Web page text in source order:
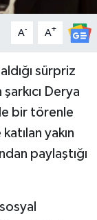
A- A+
sürpriz
Derya
bir törenle
yakın
paylaştığı